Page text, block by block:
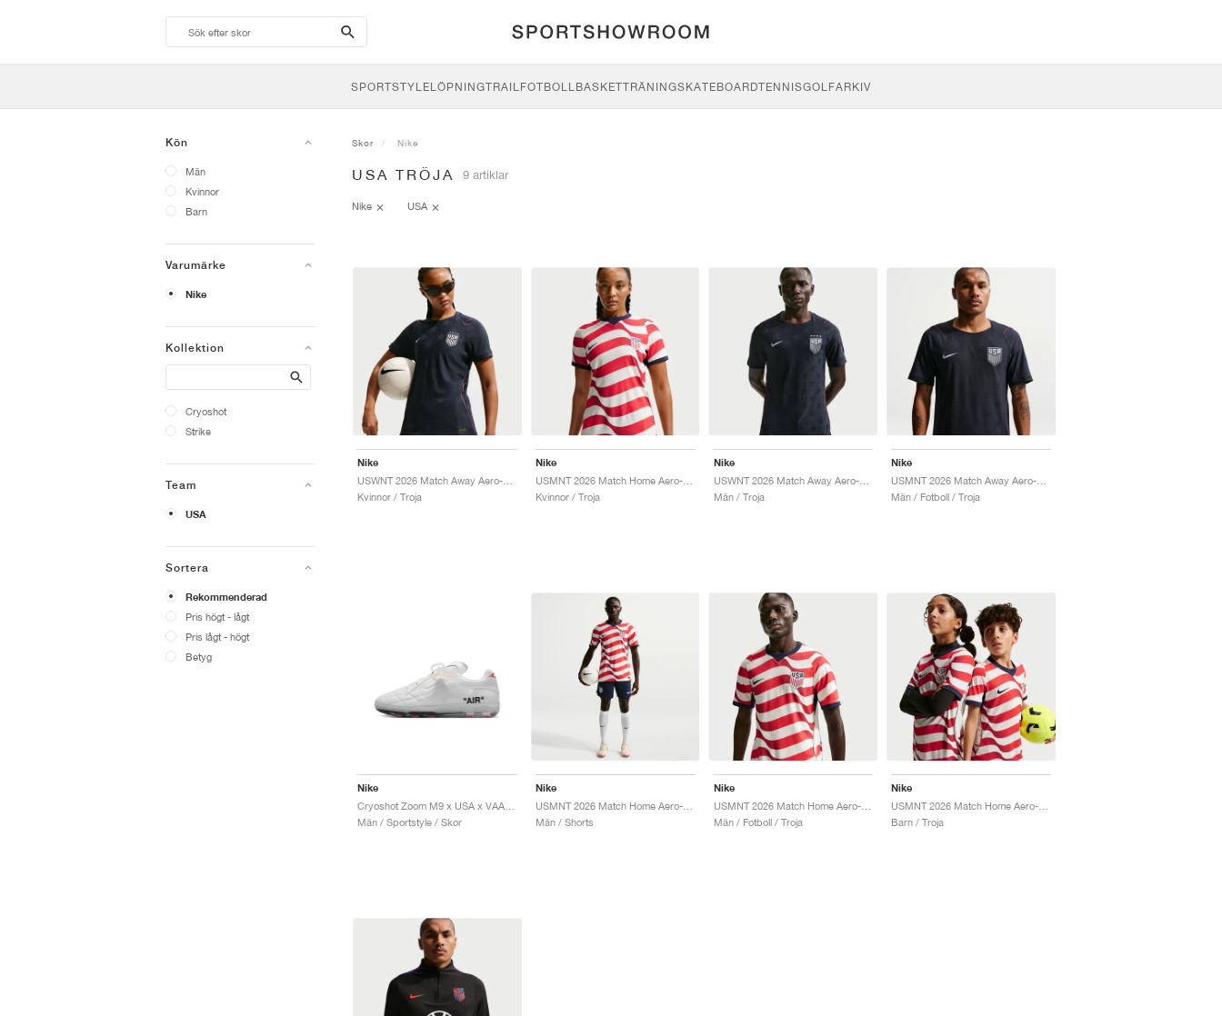
search-
btn
SPORTSTYLELÖPNINGTRAILFOTBOLLBASKETTRÄNINGSKATEBOARDTENNISGOLFARKIV
Kön
Män
Kvinnor
Barn
Varumärke
Nike
Kollektion
Search
Cryoshot
Strike
Team
USA
Sortera
Rekommenderad
Pris högt - lågt
Pris lågt - högt
Betyg
Skor Nike
USA TRÖJA 9 artiklar
Nike USA
Nike
Kvinnor / Troja
Nike
USMNT 2026 Match Home Aero-FIT Authentic "Sail & Midnight Navy"
Kvinnor / Troja
Nike
USWNT 2026 Match Away Aero-FIT Authentic "Dark Obsidian & University Red"
Män / Troja
Nike
Män / Fotboll / Troja
Nike
Män / Sportstyle / Skor
Nike
USMNT 2026 Match Home Aero-FIT Authentic "Midnight Navy & Sail"
Män / Shorts
Nike
USMNT 2026 Match Home Aero-FIT Authentic "Sail & Midnight Navy"
Män / Fotboll / Troja
Nike
Barn / Troja